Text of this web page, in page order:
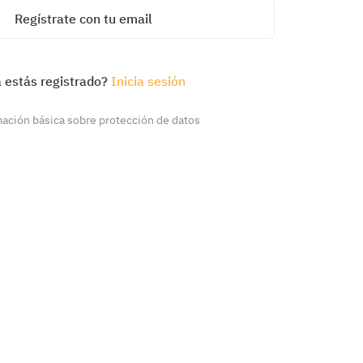
Regístrate con tu email
estás registrado? Inicia sesión
básica sobre protección de datos